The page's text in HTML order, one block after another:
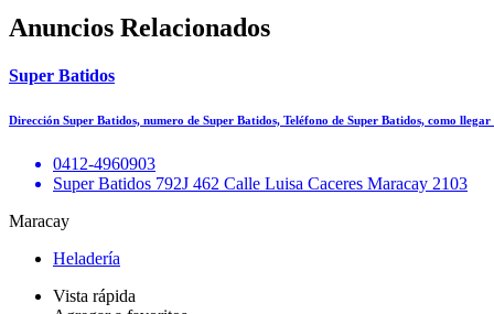
Anuncios Relacionados
Super Batidos
Dirección Super Batidos, numero de Super Batidos, Teléfono de Super Batidos, como
0412-4960903
Super Batidos 792J 462 Calle Luisa Caceres Maracay 2103
Maracay
Heladería
Vista rápida